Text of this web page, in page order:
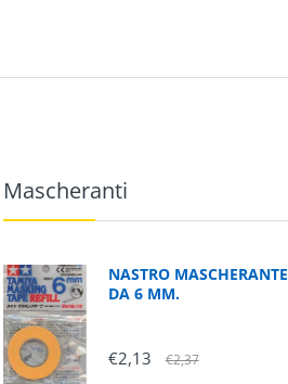
Mascheranti
NASTRO MASCHERANTE
DA 6 MM.
€2,13 €2,37